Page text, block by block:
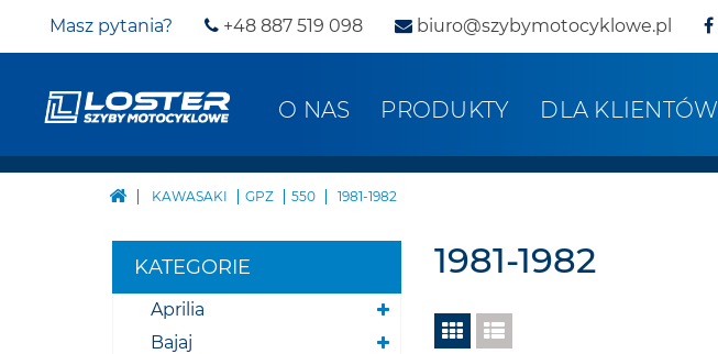
Masz pytania? +48 887 519 098 biuro@szybymotocyklowe.pl
O NAS PRODUKTY DLA KLIENTÓW
KAWASAKI GPZ 550 1981-1982
KATEGORIE
Aprilia
Bajaj
1981-1982